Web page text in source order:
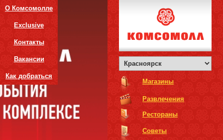
О Комсомолле
Exclusive
Контакты
Вакансии
Как добраться
Магазины
Развлечения
Рестораны
Советы